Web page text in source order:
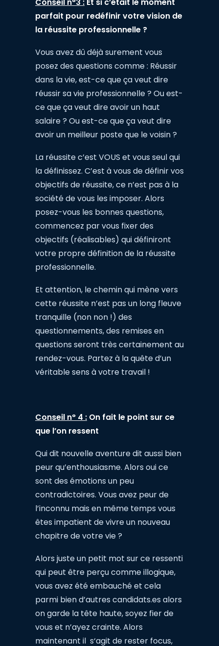
parfait pour redéfinir votre vision de
la réussite professionnelle ?
Vous avez dû déjà surement vous
posez des questions comme : Réussir
dans la vie, est-ce que ça veut dire
réussir sa vie professionnelle ? Ou est-
ce que ça veut dire avoir un haut
salaire ? Ou est-ce que ça veut dire
avoir un meilleur poste que le voisin ?
La réussite c’est VOUS et vous seul qui
la définissez. C’est à vous de définir vos
objectifs de réussite, ce n’est pas à la
société de vous les imposer. Alors
posez-vous les bonnes questions,
commencez par vous fixer des
objectifs (réalisables) qui définiront
votre propre définition de la réussite
professionnelle.
Et attention, le chemin qui mène vers
cette réussite n’est pas un long fleuve
tranquille (non non !) des
questionnements, des remises en
questions seront très certainement au
rendez-vous. Partez à la quête d’un
véritable sens à votre travail !
Conseil n° 4 : On fait le point sur ce
que l’on ressent
Qui dit nouvelle aventure dit aussi bien
peur qu’enthousiasme. Alors oui ce
sont des émotions un peu
contradictoires. Vous avez peur de
l’inconnu mais en même temps vous
êtes impatient de vivre un nouveau
chapitre de votre vie ?
Alors juste un petit mot sur ce ressenti
qui peut être perçu comme illogique,
vous avez été embauché et cela
parmi bien d’autres candidats.es alors
on garde la tête haute, soyez fier de
vous et n’ayez crainte. Alors
maintenant il s‘agit de rester focus,